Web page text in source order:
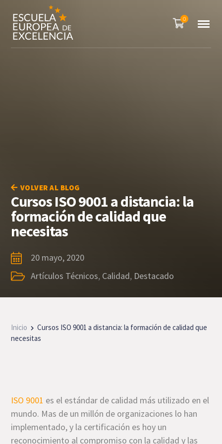
0
VOLVER AL BLOG
Cursos ISO 9001 a distancia: la
formación de calidad que
necesitas
20 mayo, 2020
Artículos Técnicos, Calidad, Destacado
Inicio
Cursos ISO 9001 a distancia: la formación de calidad que
necesitas
ISO 9001 es el estándar de calidad más utilizado en el
mundo. Mas de un millón de organizaciones lo han
implementado, y la certificación es hoy un
reconocimiento al compromiso con la calidad y las